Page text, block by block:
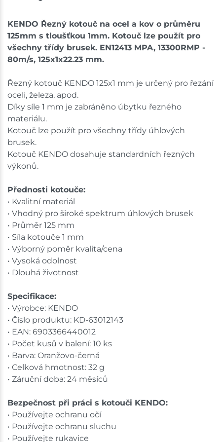
Velká Bíteš
Skladem na prodejně - doručení do 7 dnů
38 ks
Skladové množství na prodejnách je pouze orientační.
shopu.
KENDO Řezný kotouč na ocel a kov o průměru
125mm s tloušťkou 1mm. Kotouč lze použít pro
všechny třídy brusek. EN12413 MPA, 13300RMP -
80m/s, 125x1x22.23 mm.
Řezný kotouč KENDO 125x1 mm je určený pro řezání
oceli, železa, apod.
Díky síle 1 mm je zabráněno úbytku řezného
materiálu.
Kotouč lze použít pro všechny třídy úhlových
brusek.
Kotouč KENDO dosahuje standardních řezných
výkonů.
Přednosti kotouče:
• Kvalitní materiál
• Vhodný pro široké spektrum úhlových brusek
• Průměr 125 mm
• Síla kotouče 1 mm
• Výborný poměr kvalita/cena
• Vysoká odolnost
• Dlouhá životnost
Specifikace:
• Výrobce: KENDO
• Číslo produktu: KD-63012143
• EAN: 6903366440012
• Počet kusů v balení: 10 ks
• Barva: Oranžovo-černá
• Celková hmotnost: 32 g
• Záruční doba: 24 měsíců
Bezpečnost při práci s kotouči KENDO:
• Používejte ochranu očí
• Používejte ochranu sluchu
• Používejte rukavice